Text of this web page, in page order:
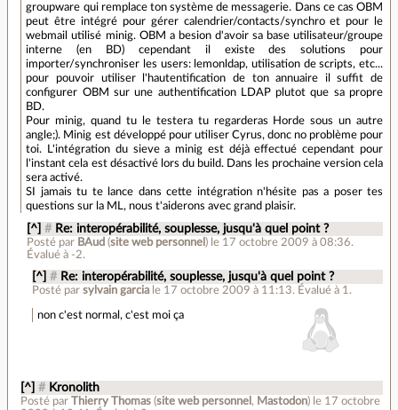
groupware qui remplace ton système de messagerie. Dans ce cas OBM
peut être intégré pour gérer calendrier/contacts/synchro et pour le
webmail utilisé minig. OBM a besion d'avoir sa base utilisateur/groupe
interne (en BD) cependant il existe des solutions pour
importer/synchroniser les users: lemonldap, utilisation de scripts, etc...
pour pouvoir utiliser l'hautentification de ton annuaire il suffit de
configurer OBM sur une authentification LDAP plutot que sa propre
BD.
Pour minig, quand tu le testera tu regarderas Horde sous un autre
angle;). Minig est développé pour utiliser Cyrus, donc no problème pour
toi. L'intégration du sieve a minig est déjà effectué cependant pour
l'instant cela est désactivé lors du build. Dans les prochaine version cela
sera activé.
SI jamais tu te lance dans cette intégration n'hésite pas a poser tes
questions sur la ML, nous t'aiderons avec grand plaisir.
[^] # Re: interopérabilité, souplesse, jusqu'à quel point ?
Posté par BAud (site web personnel ) le 17 octobre 2009 à 08:36.
Évalué à -2.
[^] # Re: interopérabilité, souplesse, jusqu'à quel point ?
Posté parsylvain garcia le 17 octobre 2009 à 11:13. Évalué à 1 .
non c'est normal, c'est moi ça
[^] # Kronolith
Posté parThierry Thomas (site web personnel , Mastodon) le 17 octobre